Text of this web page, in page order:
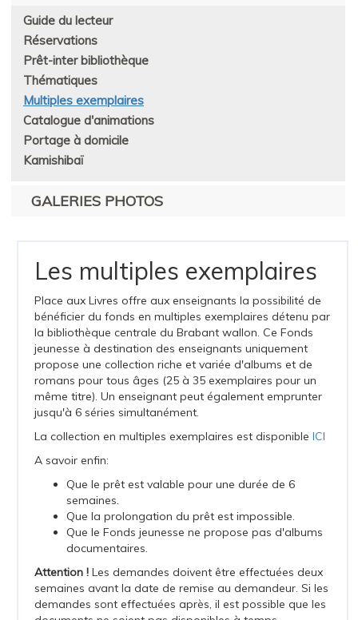
Guide du lecteur
Réservations
Prêt-inter bibliothèque
Thématiques
Multiples exemplaires
Catalogue d'animations
Portage à domicile
Kamishibaï
GALERIES PHOTOS
Les multiples exemplaires
Place aux Livres offre aux enseignants la possibilité de
bénéficier du fonds en multiples exemplaires détenu par
la bibliothèque centrale du Brabant wallon. Ce Fonds
jeunesse à destination des enseignants uniquement
propose une collection riche et variée d'albums et de
romans pour tous âges (25 à 35 exemplaires pour un
même titre). Un enseignant peut également emprunter
jusqu'à 6 séries simultanément.
La collection en multiples exemplaires est disponible ICI
A savoir enfin:
Que le prêt est valable pour une durée de 6
semaines.
Que la prolongation du prêt est impossible.
Que le Fonds jeunesse ne propose pas d'albums
documentaires.
Attention ! Les demandes doivent être effectuées deux
semaines avant la date de remise au demandeur. Si les
demandes sont effectuées après, il est possible que les